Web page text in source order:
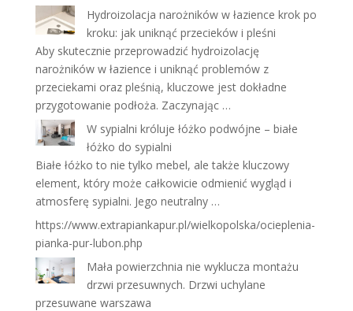
Hydroizolacja narożników w łazience krok po
kroku: jak uniknąć przecieków i pleśni
Aby skutecznie przeprowadzić hydroizolację
narożników w łazience i uniknąć problemów z
przeciekami oraz pleśnią, kluczowe jest dokładne
przygotowanie podłoża. Zaczynając …
W sypialni króluje łóżko podwójne – białe
łóżko do sypialni
Białe łóżko to nie tylko mebel, ale także kluczowy
element, który może całkowicie odmienić wygląd i
atmosferę sypialni. Jego neutralny …
https://www.extrapiankapur.pl/wielkopolska/ocieplenia-
pianka-pur-lubon.php
Mała powierzchnia nie wyklucza montażu
drzwi przesuwnych. Drzwi uchylane
przesuwane warszawa